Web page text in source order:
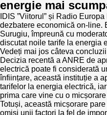
Rapoarte
Inițiative în derulare
Inițiative desfășurate
Manual de proceduri
Note & poziții​
Politici regionale
Bunele practici
Laborator sociometric
Transparența guvernării
People Watch
energie mai
IDIS ”Viitorul” și Radio
dezbatere economică on-line.
Surugiu, împreună cu
discutat noile tarife la energia
Vedeți mai jos câteva
Decizia recentă a ANRE de
electrică poate fi considerată
înființare, această instituție a
tarifelor la energia electrică,
prima care vine cu o
Totuși, această micșorare
omiși unii factori la fel de